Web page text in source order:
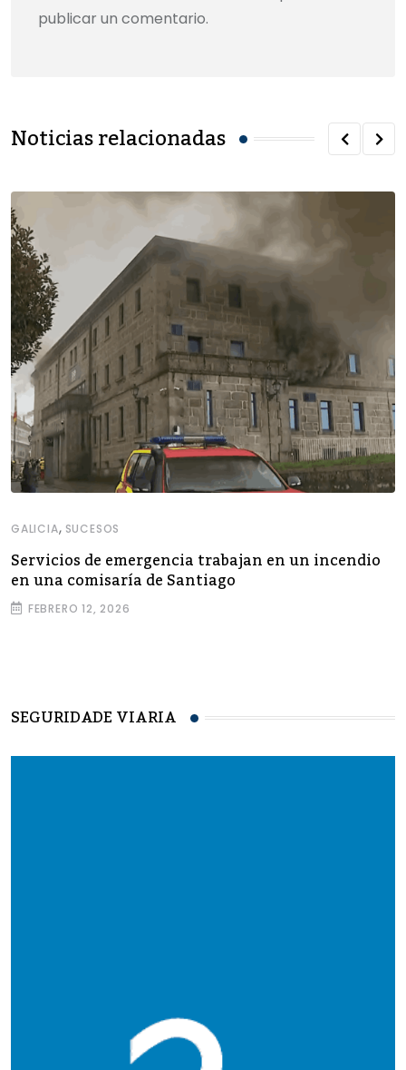
publicar un comentario.
Noticias relacionadas
GALICIA, SUCESOS
Servicios de emergencia trabajan en un incendio
en una comisaría de Santiago
FEBRERO 12, 2026
SEGURIDADE VIARIA